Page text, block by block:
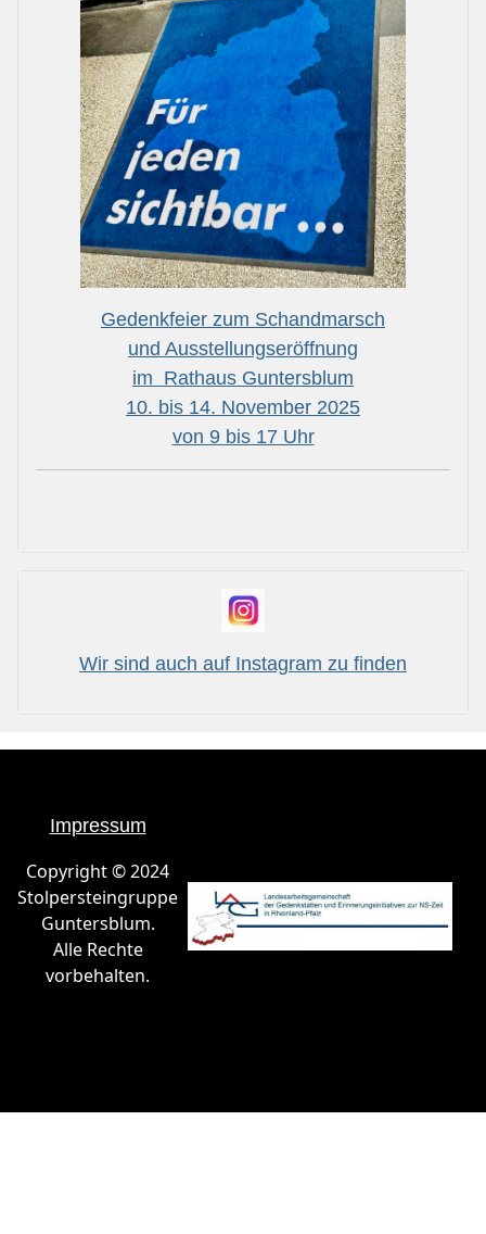
Gedenkfeier zum Schandmarsch
und Ausstellungseröffnung
im Rathaus Guntersblum
10. bis 14. November 2025
von 9 bis 17 Uhr
Wir sind auch auf Instagram zu finden
Impressum
Copyright © 2024
Stolpersteingruppe
Guntersblum.
Alle Rechte
vorbehalten.